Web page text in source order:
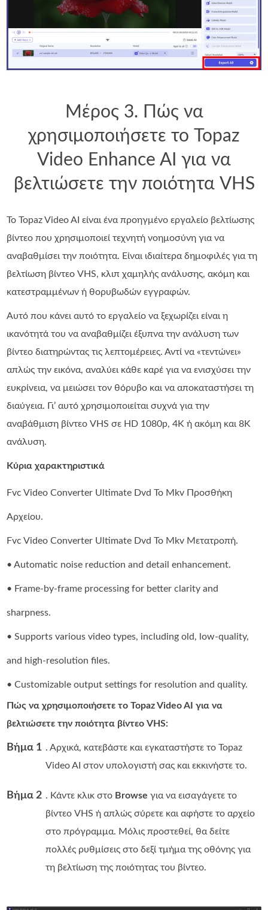
Μέρος 3. Πώς να
χρησιμοποιήσετε το Topaz
Video Enhance AI για να
βελτιώσετε την ποιότητα VHS
Το Topaz Video AI είναι ένα προηγμένο εργαλείο βελτίωσης
βίντεο που χρησιμοποιεί τεχνητή νοημοσύνη για να
αναβαθμίσει την ποιότητα. Είναι ιδιαίτερα δημοφιλές για τη
βελτίωση βίντεο VHS, κλιπ χαμηλής ανάλυσης, ακόμη και
κατεστραμμένων ή θορυβωδών εγγραφών.
Αυτό που κάνει αυτό το εργαλείο να ξεχωρίζει είναι η
ικανότητά του να αναβαθμίζει έξυπνα την ανάλυση των
βίντεο διατηρώντας τις λεπτομέρειες. Αντί να «τεντώνει»
απλώς την εικόνα, αναλύει κάθε καρέ για να ενισχύσει την
ευκρίνεια, να μειώσει τον θόρυβο και να αποκαταστήσει τη
διαύγεια. Γι’ αυτό χρησιμοποιείται συχνά για την
αναβάθμιση βίντεο VHS σε HD 1080p, 4K ή ακόμη και 8K
ανάλυση.
Κύρια χαρακτηριστικά
Fvc Video Converter Ultimate Dvd To Mkv Προσθήκη
Αρχείου.
Fvc Video Converter Ultimate Dvd To Mkv Μετατροπή.
• Automatic noise reduction and detail enhancement.
• Frame-by-frame processing for better clarity and
sharpness.
• Supports various video types, including old, low-quality,
and high-resolution files.
• Customizable output settings for resolution and quality.
Πώς να χρησιμοποιήσετε το Topaz Video AI για να
βελτιώσετε την ποιότητα βίντεο VHS:
Βήμα 1 . Αρχικά, κατεβάστε και εγκαταστήστε το Topaz
Video AI στον υπολογιστή σας και εκκινήστε το.
Βήμα 2 . Κάντε κλικ στο Browse για να εισαγάγετε το
βίντεο VHS ή απλώς σύρετε και αφήστε το αρχείο
στο πρόγραμμα. Μόλις προστεθεί, θα δείτε
πολλές ρυθμίσεις στο δεξί τμήμα της οθόνης για
τη βελτίωση της ποιότητας του βίντεο.